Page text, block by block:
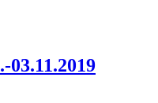
03.11.2019